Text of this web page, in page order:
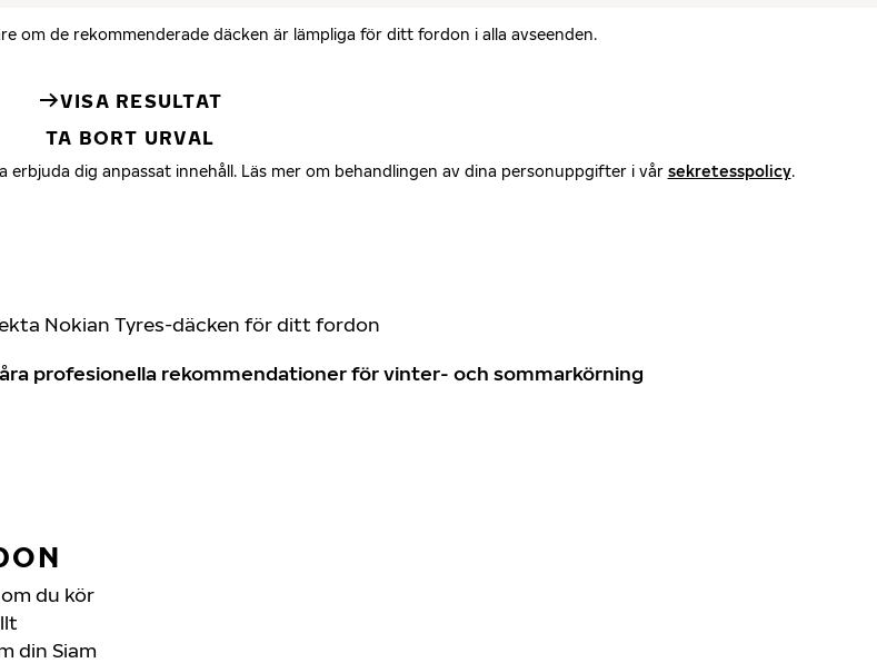
om de rekommenderade däcken är lämpliga för ditt fordon i alla avseenden.
VISA RESULTAT
TA BORT URVAL
dig anpassat innehåll. Läs mer om behandlingen av dina personuppgifter i vår sekretesspolicy.
Nokian Tyres-däcken för ditt fordon
profesionella rekommendationer för vinter- och sommarkörning
du kör
din Siam